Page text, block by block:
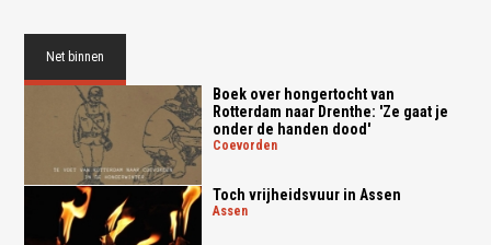
Net binnen
Boek over hongertocht van
Rotterdam naar Drenthe: 'Ze gaat je
onder de handen dood'
coevorden
Toch vrijheidsvuur in Assen
assen